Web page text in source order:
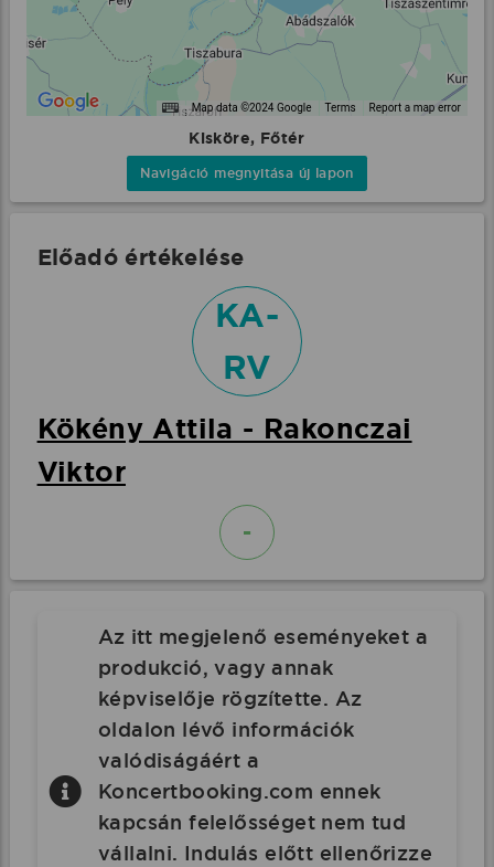
Kisköre, Főtér
Navigáció megnyitása új lapon
Előadó értékelése
KA-
RV
Kökény Attila - Rakonczai
Viktor
-
Az itt megjelenő eseményeket a
produkció, vagy annak
képviselője rögzítette. Az
oldalon lévő információk
valódiságáért a
Koncertbooking.com ennek
kapcsán felelősséget nem tud
vállalni. Indulás előtt ellenőrizze